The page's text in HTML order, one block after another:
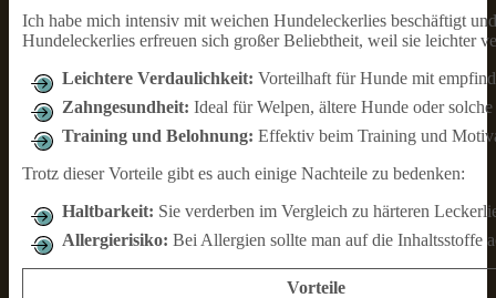
Ich habe mich intensiv mit weichen Hundeleckerlies beschäftigt
Hundeleckerlies erfreuen sich großer Beliebtheit, weil sie leichter
Leichtere Verdaulichkeit: Vorteilhaft für Hunde mit
Zahngesundheit: Ideal für Welpen, ältere Hunde oder
Training und Belohnung: Effektiv beim Training und
Trotz dieser Vorteile gibt es auch einige Nachteile zu bedenken:
Haltbarkeit: Sie verderben im Vergleich zu härteren
Allergierisiko: Bei Allergien sollte man auf die Inhaltsstoffe
Vorteile